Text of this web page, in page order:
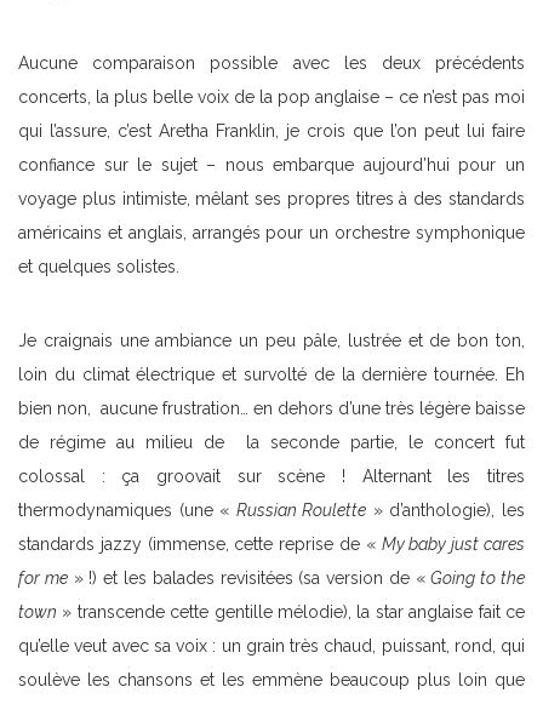
Aucune comparaison possible avec les deux précédents
concerts, la plus belle voix de la pop anglaise – ce n’est pas moi
qui l’assure, c’est Aretha Franklin, je crois que l’on peut lui faire
confiance sur le sujet – nous embarque aujourd’hui pour un
voyage plus intimiste, mêlant ses propres titres à des standards
américains et anglais, arrangés pour un orchestre symphonique
et quelques solistes.
Je craignais une ambiance un peu pâle, lustrée et de bon ton,
loin du climat électrique et survolté de la dernière tournée. Eh
bien non, aucune frustration… en dehors d’une très légère baisse
de régime au milieu de la seconde partie, le concert fut
colossal : ça groovait sur scène ! Alternant les titres
thermodynamiques (une « Russian Roulette » d’anthologie), les
standards jazzy (immense, cette reprise de « My baby just cares
for me» !) et les balades revisitées (sa version de «Going to the
town » transcende cette gentille mélodie), la star anglaise fait ce
qu’elle veut avec sa voix : un grain très chaud, puissant, rond, qui
soulève les chansons et les emmène beaucoup plus loin que